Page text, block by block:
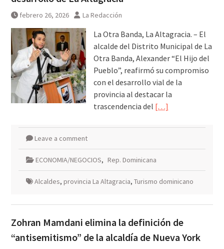
febrero 26, 2026 La Redacción
La Otra Banda, La Altagracia. – El
alcalde del Distrito Municipal de La
Otra Banda, Alexander “El Hijo del
Pueblo”, reafirmó su compromiso
con el desarrollo vial de la
provincia al destacar la
trascendencia del […]
Leave a comment
ECONOMIA/NEGOCIOS, Rep. Dominicana
Alcaldes, provincia La Altagracia, Turismo dominicano
Zohran Mamdani elimina la definición de
“antisemitismo” de la alcaldía de Nueva York